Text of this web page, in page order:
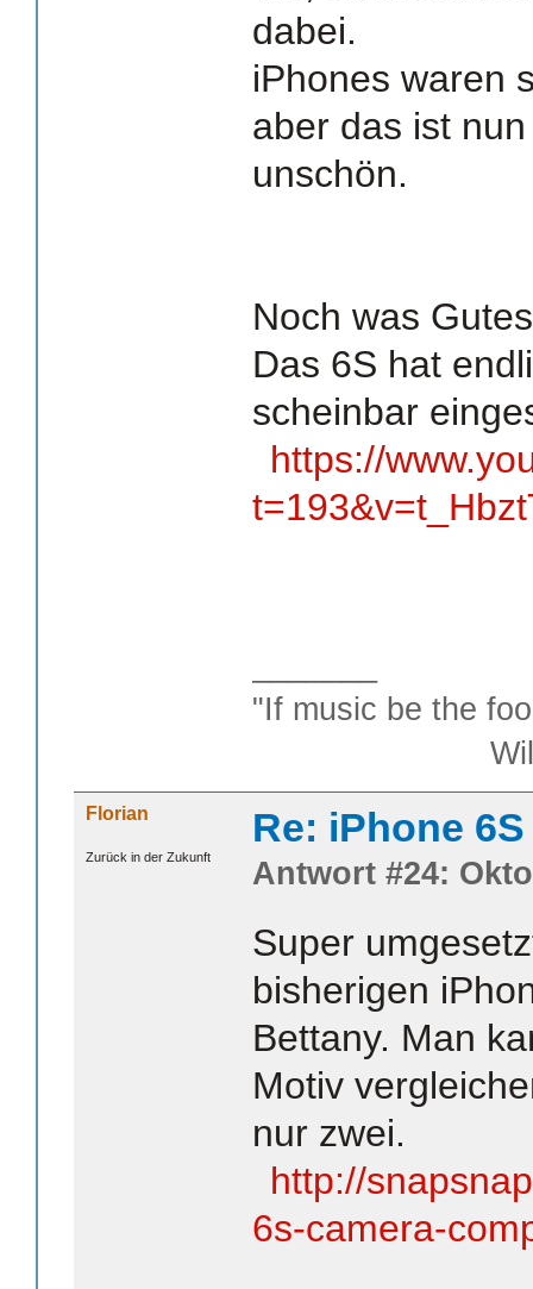
dabei.
iPhones waren
aber das ist
unschön.
Noch was
Das 6S hat
scheinbar
https://
"If music be the
William
Florian
Zurück in der Zukunft
Re: iPhone
Antwort #24:
Super
bisherigen
Bettany. Man
Motiv
nur zwei.
http://
6s-camera-